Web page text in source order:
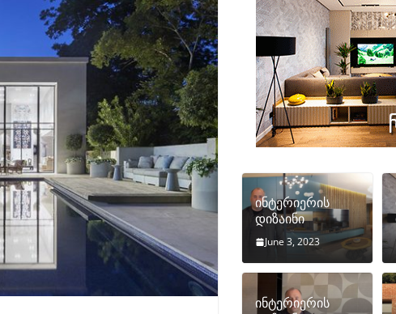
ინტერიერის
დიზაინი
June 3, 2023
ინტერიერის